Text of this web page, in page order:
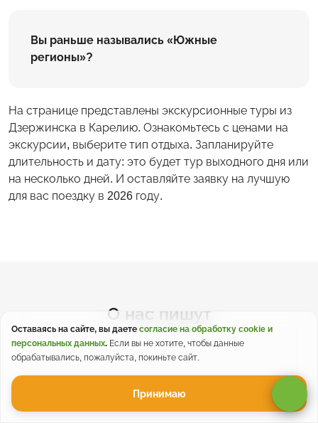
Вы раньше назывались «Южные
регионы»?
На странице представлены экскурсионные туры из
Дзержинска в Карелию. Ознакомьтесь с ценами на
экскурсии, выберите тип отдыха. Запланируйте
длительность и дату: это будет тур выходного дня или
на несколько дней. И оставляйте заявку на лучшую
для вас поездку в 2026 году.
О нас пишут
Оставаясь на сайте, вы даете согласие на обработку cookie и
персональных данных. Если вы не хотите, чтобы данные
обрабатывались, пожалуйста, покиньте сайт.
Принимаю